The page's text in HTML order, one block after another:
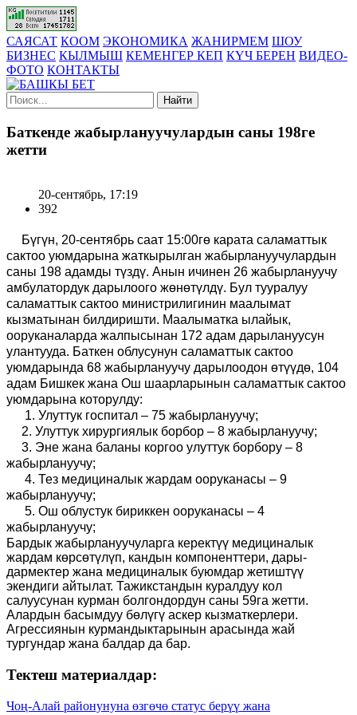
САЯСАТ КООМ ЭКОНОМИКА ЖАНИРМЕМ ШОУ
БИЗНЕС КЫЛМЫШ КЕМЕНГЕР КЕП КҮЧ БЕРЕН ВИДЕО-
ФОТО КОНТАКТЫ
Найти
Баткенде жабырлануучулардын саны 198ге
жетти
20-сентябрь, 17:19
392
Бүгүн, 20-сентябрь саат 15:00гө карата саламаттык
сактоо уюмдарына жаткырылган жабырлануучулардын
саны 198 адамды түздү. Анын ичинен 26 жабырлануучу
амбулатордук дарылоого жөнөтүлдү. Бул тууралуу
саламаттык сактоо министрилигинин маалымат
кызматынан билдиришти. Маалыматка ылайык,
ооруканаларда жалпысынан 172 адам дарылануусун
улантууда. Баткен облусунун саламаттык сактоо
уюмдарында 68 жабырлануучу дарылоодон өтүүдө, 104
адам Бишкек жана Ош шаарларынын саламаттык сактоо
уюмдарына которулду:
1. Улуттук госпитал – 75 жабырлануучу;
2. Улуттук хирургиялык борбор – 8 жабырлануучу;
3. Эне жана баланы коргоо улуттук борбору – 8
жабырлануучу;
4. Тез медициналык жардам ооруканасы – 9
жабырлануучу;
5. Ош облустук бириккен ооруканасы – 4
жабырлануучу;
Бардык жабырлануучуларга керектүү медициналык
жардам көрсөтүлүп, кандын компоненттери, дары-
дармектер жана медициналык буюмдар жетиштүү
экендиги айтылат. Тажикстандын куралдуу кол
салуусунан курман болгондордун саны 59га жетти.
Алардын басымдуу бөлүгү аскер кызматкерлери.
Агрессиянын курмандыктарынын арасында жай
тургундар жана балдар да бар.
Тектеш материалдар:
Чоң-Алай районунуна өзгөчө статус берүү жана